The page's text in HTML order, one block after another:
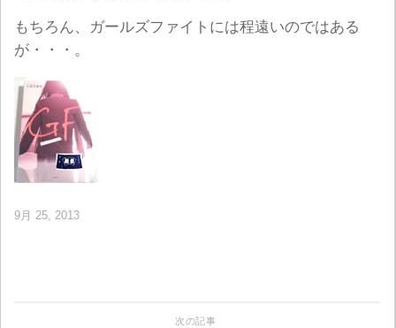
もちろん、ガールズファイトには程遠いのではある
が・・・。
9月 25, 2013
次の記事